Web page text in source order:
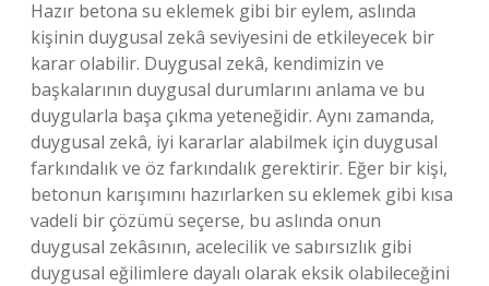
Hazır betona su eklemek gibi bir eylem, aslında
kişinin duygusal zekâ seviyesini de etkileyecek bir
karar olabilir. Duygusal zekâ, kendimizin ve
başkalarının duygusal durumlarını anlama ve bu
duygularla başa çıkma yeteneğidir. Aynı zamanda,
duygusal zekâ, iyi kararlar alabilmek için duygusal
farkındalık ve öz farkındalık gerektirir. Eğer bir kişi,
betonun karışımını hazırlarken su eklemek gibi kısa
vadeli bir çözümü seçerse, bu aslında onun
duygusal zekâsının, acelecilik ve sabırsızlık gibi
duygusal eğilimlere dayalı olarak eksik olabileceğini